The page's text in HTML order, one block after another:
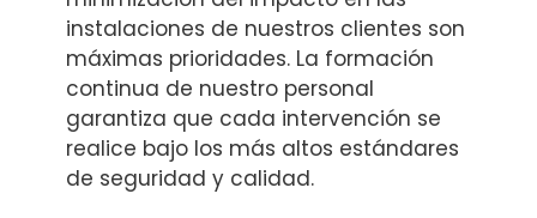
instalaciones de nuestros clientes son
máximas prioridades. La formación
continua de nuestro personal
garantiza que cada intervención se
realice bajo los más altos estándares
de seguridad y calidad.